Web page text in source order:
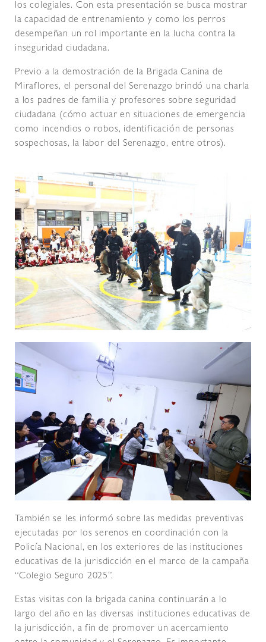
los colegiales. Con esta presentación se busca mostrar
la capacidad de entrenamiento y como los perros
desempeñan un rol importante en la lucha contra la
inseguridad ciudadana.
Previo a la demostración de la Brigada Canina de
Miraflores, el personal del Serenazgo brindó una charla
a los padres de familia y profesores sobre seguridad
ciudadana (cómo actuar en situaciones de emergencia
como incendios o robos, identificación de personas
sospechosas, la labor del Serenazgo, entre otros).
También se les informó sobre las medidas preventivas
ejecutadas por los serenos en coordinación con la
Policía Nacional, en los exteriores de las instituciones
educativas de la jurisdicción en el marco de la campaña
“Colegio Seguro 2025”.
Estas visitas con la brigada canina continuarán a lo
largo del año en las diversas instituciones educativas de
la jurisdicción, a fin de promover un acercamiento